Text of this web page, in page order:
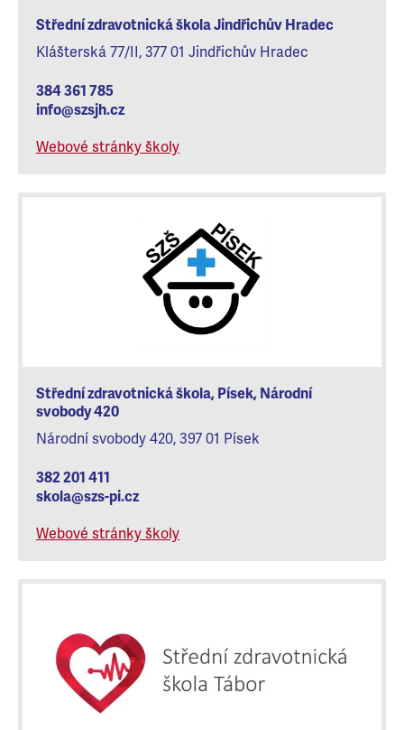
Střední zdravotnická škola Jindřichův Hradec
Klášterská 77/II, 377 01 Jindřichův Hradec
384 361 785
info@szsjh.cz
Webové stránky školy
Střední zdravotnická škola, Písek, Národní
svobody 420
Národní svobody 420, 397 01 Písek
382 201 411
skola@szs-pi.cz
Webové stránky školy